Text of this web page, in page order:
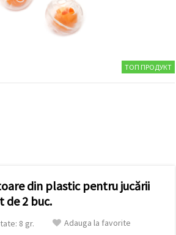
ТОП ПРОДУКТ
din plastic pentru jucării
de 2 buc.
8 gr. Adauga la favorite